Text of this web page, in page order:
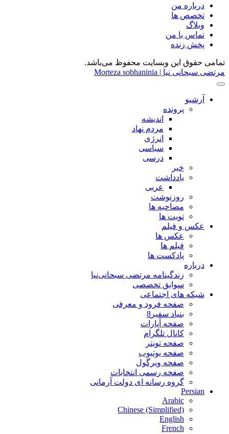
درباره من
تخصص ها
وبلاگ
تماس با من
پخش زنده
تمامی حقوق این وبسایت محفوظ می‌باشد.
مرتضی سبحانی نیا | Morteza sobhaninia
آرشیو
پرونده
اندیشه
مردم نهاد
انرژی
سیاسی
درسی
خبر
یادداشت
عربی
روزنوشت
مصاحبه ها
تویت ها
عکس و فیلم
عکس ها
فیلم ها
پادکست ها
درباره
زندگینامه مرتضی سبحانی‌نیا
سوابق تخصصی
شبکه های اجتماعی
صفحه فرود و معرفی
بنیاد سفیر8
صفحه آپارات
کانال تلگرام
صفحه تویتر
صفحه یوتیوب
صفحه ویرگول
صفحه رسمی انتخابات
گروه رسانه ای دولت آرمانی
Persian
Arabic
Chinese (Simplified)
English
French